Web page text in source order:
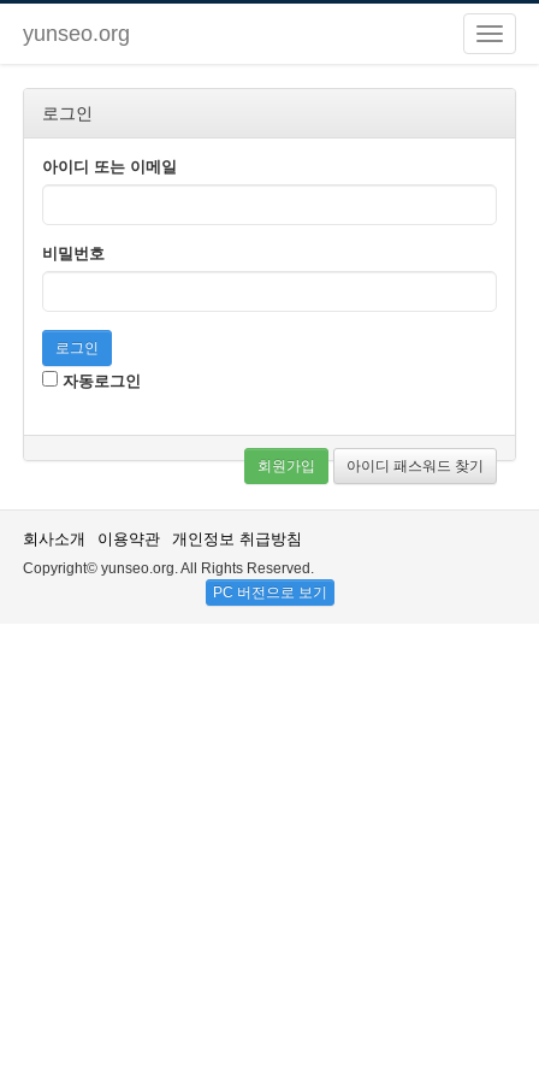
yunseo.org
로그인
아이디 또는 이메일
비밀번호
로그인
자동로그인
회원가입 아이디 패스워드 찾기
회사소개 이용약관 개인정보 취급방침
Copyright© yunseo.org. All Rights Reserved.
PC 버전으로 보기